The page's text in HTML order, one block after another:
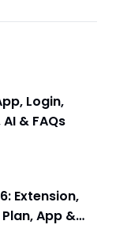
Login,
& FAQs
Extension,
App &